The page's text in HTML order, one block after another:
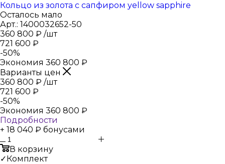
Кольцо из золота с сапфиром yellow sapphire
Осталось мало
Арт.: 1400032652-50
360 800 ₽ /шт
721 600 ₽
-50%
Экономия 360 800 ₽
Варианты цен
360 800 ₽ /шт
721 600 ₽
-50%
Экономия 360 800 ₽
Подробности
+ 18 040 ₽ бонусами
В корзину
✓Комплект